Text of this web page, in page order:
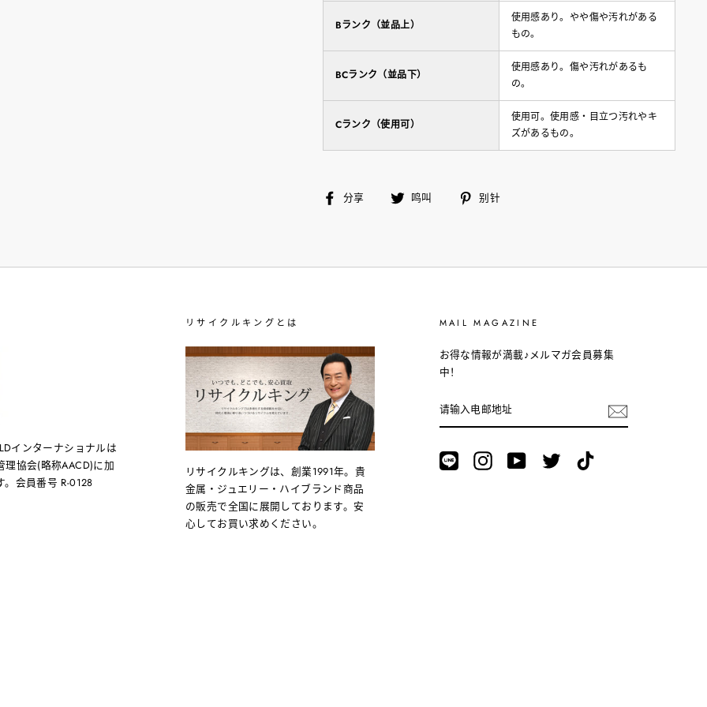
Bランク（並品上）
使用感あり。やや傷や汚れがある
もの。
BCランク（並品下）
使用感あり。傷や汚れがあるも
の。
Cランク（使用可）
使用可。使用感・目立つ汚れやキ
ズがあるもの。
分享 鸣叫 别针
インターナショナルは
理協会(略称AACD)に加
。会員番号 R-0128
リサイクルキングとは
リサイクルキングは、創業1991年。貴
金属・ジュエリー・ハイブランド商品
の販売で全国に展開しております。安
心してお買い求めください。
MAIL MAGAZINE
お得な情報が満載♪メルマガ会員募集
中！
输
入
邮
地
LINE Instagram YouTubeTwitter